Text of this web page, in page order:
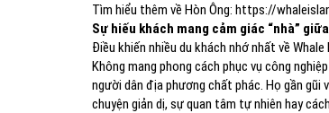
Tìm hiểu thêm về Hòn Ông: https://
Sự hiếu khách mang cảm giác “nhà”
Điều khiến nhiều du khách nhớ nhất về
Không mang phong cách phục vụ công
người dân địa phương chất phác. Họ gần
chuyện giản dị, sự quan tâm tự nhiên hay